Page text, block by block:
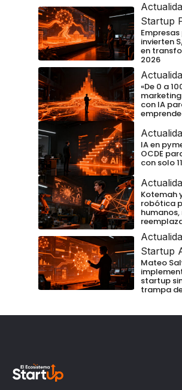
Startup
invierten
en
2026
«De 0 a
con IA
IA en
OCDE
con solo
Kotemah
robótica
humanos,
Startup
Mateo
startup
trampa